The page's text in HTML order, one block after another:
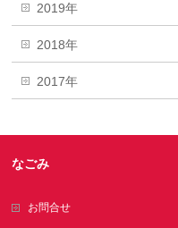
2019年
2018年
2017年
なごみ
お問合せ